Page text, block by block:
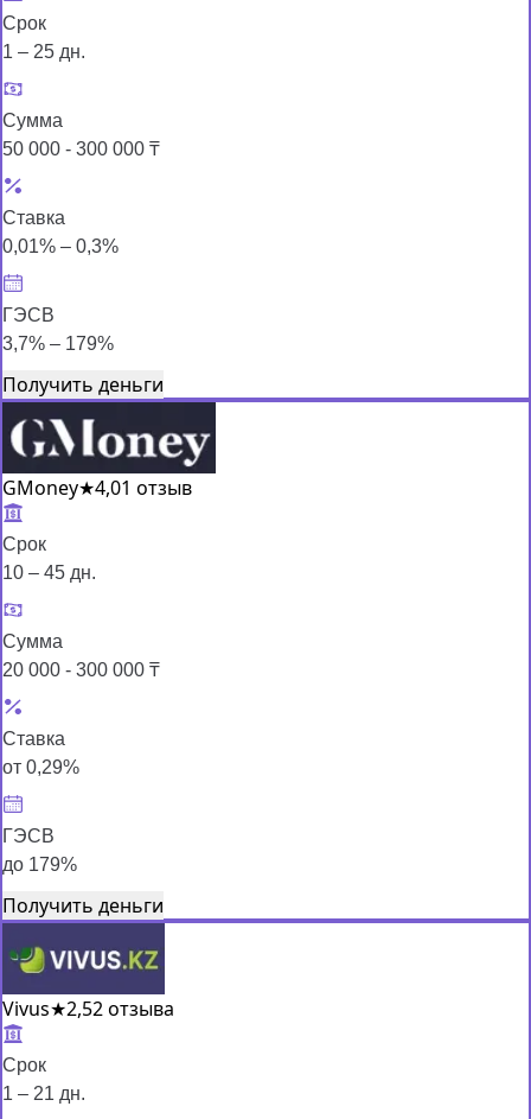
Срок
1 – 25 дн.
Сумма
50 000 - 300 000 ₸
Ставка
0,01% – 0,3%
ГЭСВ
3,7% – 179%
Получить деньги
GMoney★4,01 отзыв
Срок
10 – 45 дн.
Сумма
20 000 - 300 000 ₸
Ставка
от 0,29%
ГЭСВ
до 179%
Получить деньги
Vivus★2,52 отзыва
Срок
1 – 21 дн.